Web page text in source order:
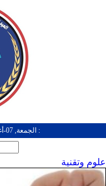
: الجمعة, 07-أغسطس-2026 الساعة: 10:06 ص
علوم وتقنية